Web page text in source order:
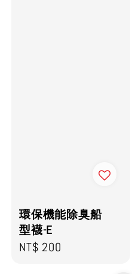
環保機能除臭船
型襪-E
Regular
NT$ 200